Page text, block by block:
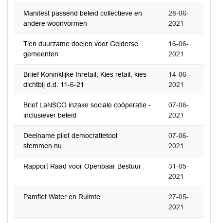
Manifest passend beleid collectieve en
andere woonvormen
28-06-
2021
Tien duurzame doelen voor Gelderse
gemeenten
16-06-
2021
Briief Koninklijke Inretail; Kies retail, kies
dichtbij d.d. 11-6-21
14-06-
2021
Brief LaNSCO inzake sociale coöperatie -
inclusiever beleid
07-06-
2021
Deelname pilot democratietool
stemmen.nu
07-06-
2021
Rapport Raad voor Openbaar Bestuur
31-05-
2021
Pamflet Water en Ruimte
27-05-
2021